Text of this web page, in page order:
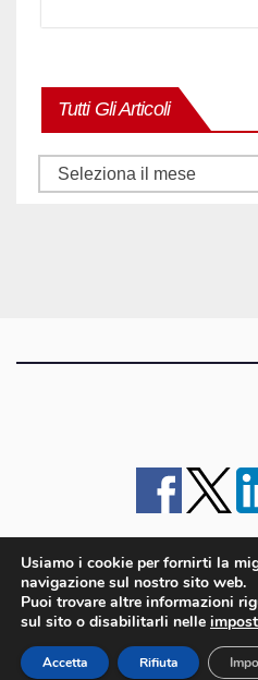
Tutti Gli Articoli
Tutti
iMagazine · contatti e staff · lavora con noi
Cookie
iMagazine è un marchio di proprietà di
Bagnaria Arsa (UD) -
Usiamo i cookie per fornirti la
navigazione sul nostro sito web.
Puoi trovare altre informazioni
sul sito o disabilitarli nelle
Accetta Rifiuta